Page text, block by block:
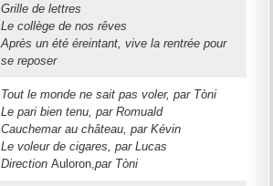
Grille de lettres
Le collège de nos rêves
Après un été éreintant, vive la rentrée pour
se reposer
Tout le monde ne sait pas voler, par Tòni
Le pari bien tenu, par Romuald
Cauchemar au château, par Kévin
Le voleur de cigares, par Lucas
Direction Auloron, par Tòni